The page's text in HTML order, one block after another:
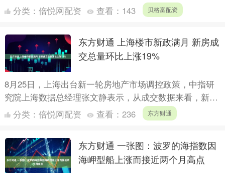
韩国总统府发言人14日在简报中表示，政府于当天在韩国
分类： 倍悦网配资 查看： 143 贝格富配资
东方财通 上海楼市新政满月 新房成
交总量环比上涨19%
8月25日，上海出台新一轮房地产市场调控政策，中指研
究院上海数据总经理张文静表示，从成交数据来看，新政
出台后首周，上海新房市场立即作出反应，网签成交出现
分类： 倍悦网配资 查看： 236 东方财通
东方财通 一张图：波罗的海指数因
海岬型船上涨而接近两个月高点